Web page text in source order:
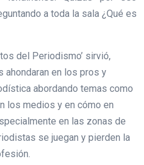
a toda la sala ¿Qué es
del Periodismo’ sirvió,
ahondaran en los pros y
abordando temas como
los medios y en cómo en
en las zonas de
se juegan y pierden la